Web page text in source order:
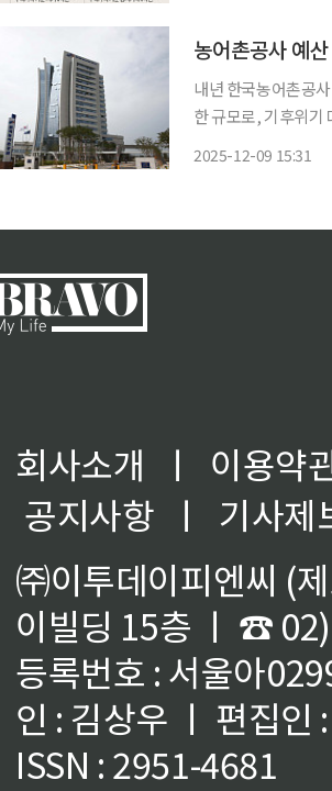
농어촌공사 예
내년 한국농어촌공
한 규모로, 기후위기
2025-12-09 15:31
회사소개 ㅣ
이용약
공지사항
ㅣ
기사제
㈜이투데이피엔씨 (
이빌딩 15층 ㅣ ☎
등록번호 : 서울아
인 : 김상우 ㅣ 편집인
ISSN : 2951-4681